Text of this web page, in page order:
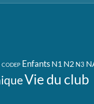
CODEP Enfants N1 N2 N3
Vie du club